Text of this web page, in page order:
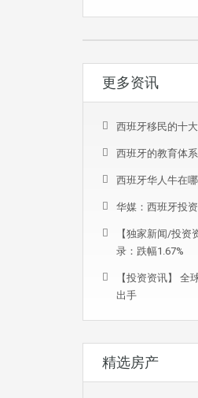
更多资讯
西班牙移民的十
西班牙的教育体
西班牙华人牛在
华媒：西班牙投
【独家新闻/投
录：跌幅1.67%
【投资资讯】 全
出手
精选房产